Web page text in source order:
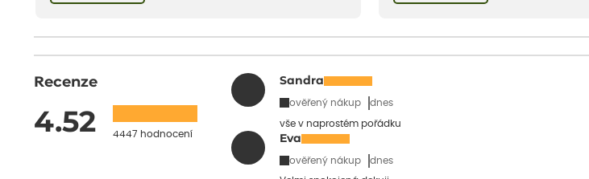
Recenze
4.52 4447 hodnocení
Sandra
ověřený nákup dnes
vše v naprostém pořádku
Eva
ověřený nákup dnes